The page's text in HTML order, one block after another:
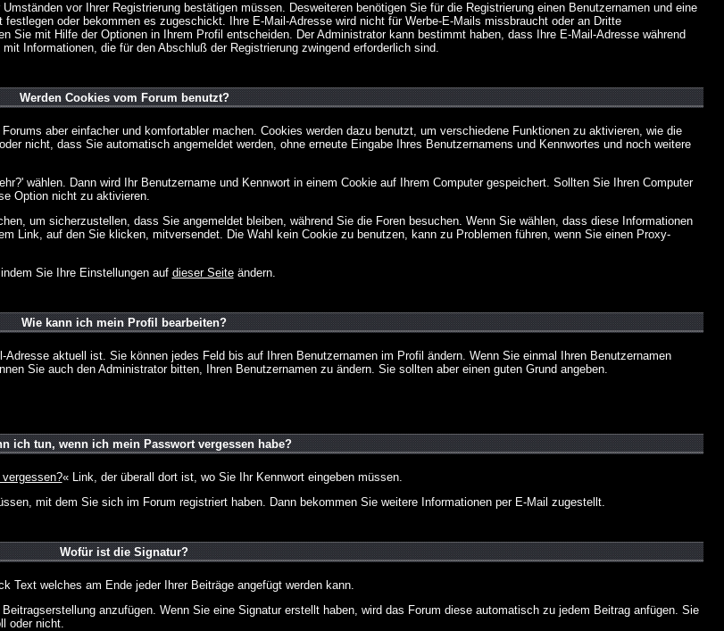
vor Ihrer Registrierung bestätigen müssen. Desweiteren benötigen Sie für die Registrierung einen Benutzernamen und eine
oder bekommen es zugeschickt. Ihre E-Mail-Adresse wird nicht für Werbe-E-Mails missbraucht oder an Dritte
Sie mit Hilfe der Optionen in Ihrem Profil entscheiden. Der Administrator kann bestimmt haben, dass Ihre E-Mail-Adresse während
Informationen, die für den Abschluß der Registrierung zwingend erforderlich sind.
Werden Cookies vom Forum benutzt?
aber einfacher und komfortabler machen. Cookies werden dazu benutzt, um verschiedene Funktionen zu aktivieren, wie die
nicht, dass Sie automatisch angemeldet werden, ohne erneute Eingabe Ihres Benutzernamens und Kennwortes und noch weitere
wählen. Dann wird Ihr Benutzername und Kennwort in einem Cookie auf Ihrem Computer gespeichert. Sollten Sie Ihren Computer
Option nicht zu aktivieren.
um sicherzustellen, dass Sie angemeldet bleiben, während Sie die Foren besuchen. Wenn Sie wählen, dass diese Informationen
Link, auf den Sie klicken, mitversendet. Die Wahl kein Cookie zu benutzen, kann zu Problemen führen, wenn Sie einen Proxy-
Sie Ihre Einstellungen auf dieser Seiteändern.
Wie kann ich mein Profil bearbeiten?
aktuell ist. Sie können jedes Feld bis auf Ihren Benutzernamen im Profil ändern. Wenn Sie einmal Ihren Benutzernamen
Sie auch den Administrator bitten, Ihren Benutzernamen zu ändern. Sie sollten aber einen guten Grund angeben.
ich tun, wenn ich mein Passwort vergessen habe?
« Link, der überall dort ist, wo Sie Ihr Kennwort eingeben müssen.
mit dem Sie sich im Forum registriert haben. Dann bekommen Sie weitere Informationen per E-Mail zugestellt.
Wofür ist die Signatur?
Text welches am Ende jeder Ihrer Beiträge angefügt werden kann.
anzufügen. Wenn Sie eine Signatur erstellt haben, wird das Forum diese automatisch zu jedem Beitrag anfügen. Sie
oder nicht.